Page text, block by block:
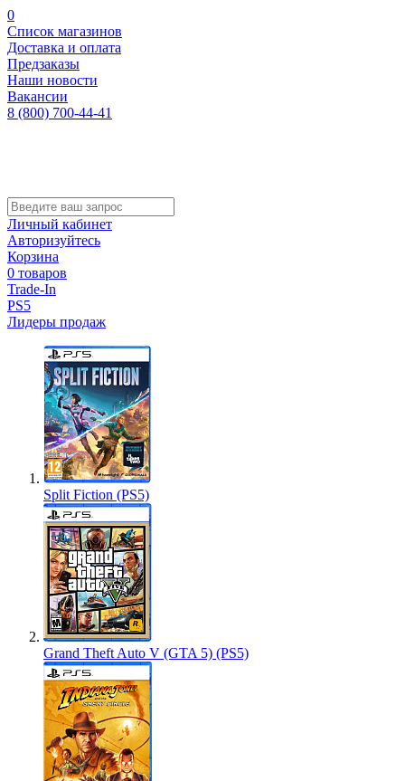
0
Список магазинов
Доставка и оплата
Предзаказы
Наши новости
Вакансии
8 (800) 700-44-41
Личный кабинет
Авторизуйтесь
Корзина
0 товаров
Trade-In
PS5
Лидеры продаж
Split Fiction (PS5)
Grand Theft Auto V (GTA 5) (PS5)